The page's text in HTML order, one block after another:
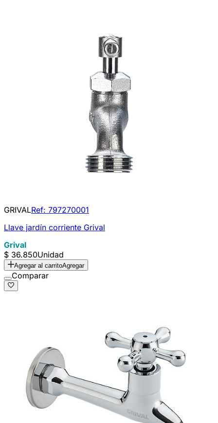
GRIVALRef: 797270001
Llave jardín corriente Grival
Grival
$ 36.850Unidad
Agregar al carritoAgregar
Comparar